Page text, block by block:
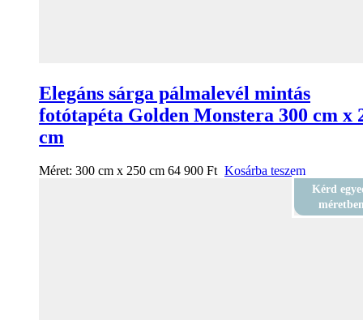
Elegáns sárga pálmalevél mintás
fotótapéta Golden Monstera 300 cm x
cm
Méret: 300 cm x 250 cm 64 900 Ft Kosárba teszem
Kérd